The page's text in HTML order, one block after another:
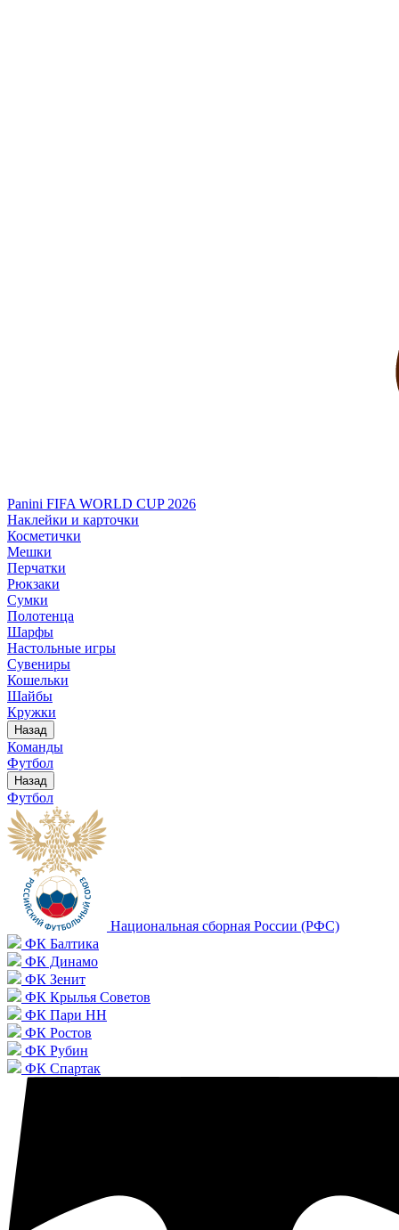
Panini FIFA WORLD CUP 2026
Наклейки и карточки
Косметички
Мешки
Перчатки
Рюкзаки
Сумки
Полотенца
Шарфы
Настольные игры
Сувениры
Кошельки
Шайбы
Кружки
Назад
Команды
Футбол
Назад
Футбол
Национальная сборная России (РФС)
ФК Балтика
ФК Динамо
ФК Зенит
ФК Крылья Советов
ФК Пари НН
ФК Ростов
ФК Рубин
ФК Спартак